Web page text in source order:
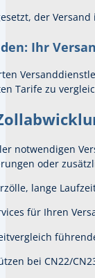
der
Ihr
Tarife zu
notwendigen
oder
lange
für Ihren
bei CN22/